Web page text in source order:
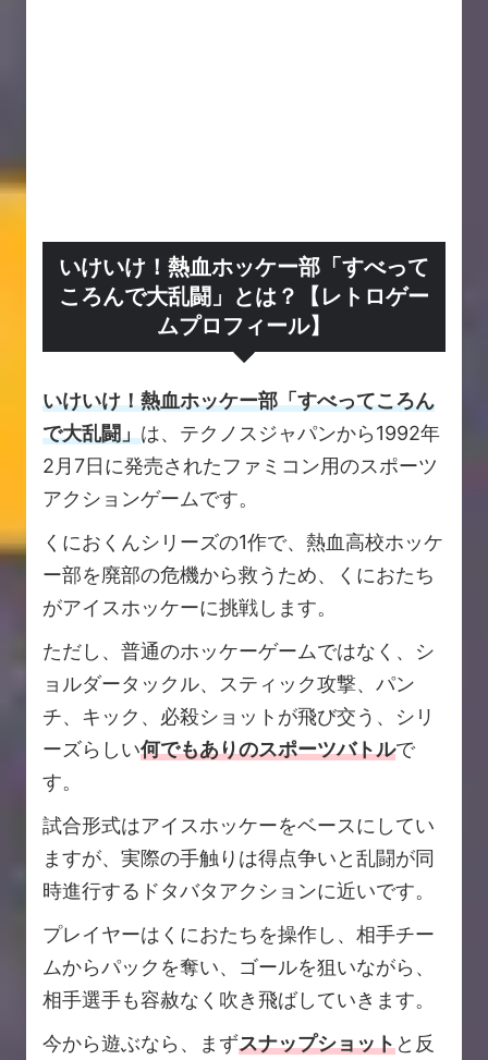
いけいけ！熱血ホッケー部「すべって
ころんで大乱闘」とは？【レトロゲー
ムプロフィール】
いけいけ！熱血ホッケー部「すべってころん
で大乱闘」は、テクノスジャパンから1992年
2月7日に発売されたファミコン用のスポーツ
アクションゲームです。
くにおくんシリーズの1作で、熱血高校ホッケ
ー部を廃部の危機から救うため、くにおたち
がアイスホッケーに挑戦します。
ただし、普通のホッケーゲームではなく、シ
ョルダータックル、スティック攻撃、パン
チ、キック、必殺ショットが飛び交う、シリ
ーズらしい何でもありのスポーツバトルで
す。
試合形式はアイスホッケーをベースにしてい
ますが、実際の手触りは得点争いと乱闘が同
時進行するドタバタアクションに近いです。
プレイヤーはくにおたちを操作し、相手チー
ムからパックを奪い、ゴールを狙いながら、
相手選手も容赦なく吹き飛ばしていきます。
今から遊ぶなら、まずスナップショットと反